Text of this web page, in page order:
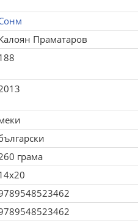
Праматаров
грама